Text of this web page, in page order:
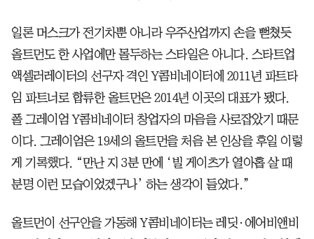
일론 머스크가 전기차뿐 아니라 우주산업까지 손을 뻗쳤듯
올트먼도 한 사업에만 몰두하는 스타일은 아니다. 스타트업
액셀러레이터의 선구자 격인 Y콤비네이터에 2011년 파트타
임 파트너로 합류한 올트먼은 2014년 이곳의 대표가 됐다.
폴 그레이엄 Y콤비네이터 창업자의 마음을 사로잡았기 때문
이다. 그레이엄은 19세의 올트먼을 처음 본 인상을 후일 이렇
게 기록했다. “만난 지 3분 만에 ‘빌 게이츠가 열아홉 살 때
분명 이런 모습이었겠구나’ 하는 생각이 들었다.”
올트먼이 선구안을 가동해 Y콤비네이터는 레딧·에어비앤비